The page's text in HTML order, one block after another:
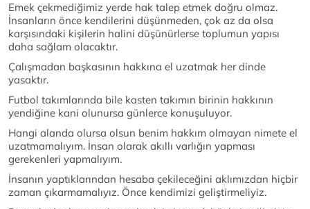
Emek çekmediğimiz yerde hak talep etmek doğru olmaz.
İnsanların önce kendilerini düşünmeden, çok az da olsa
karşısındaki kişilerin halini düşünürlerse toplumun yapısı
daha sağlam olacaktır.
Çalışmadan başkasının hakkına el uzatmak her dinde
yasaktır.
Futbol takımlarında bile kasten takımın birinin hakkının
yendiğine kani olunursa günlerce konuşuluyor.
Hangi alanda olursa olsun benim hakkım olmayan nimete el
uzatmamalıyım. İnsan olarak akıllı varlığın yapması
gerekenleri yapmalıyım.
İnsanın yaptıklarından hesaba çekileceğini aklımızdan hiçbir
zaman çıkarmamalıyız. Önce kendimizi geliştirmeliyiz.